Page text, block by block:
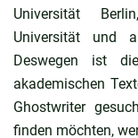
Universität
Universität und
Deswegen ist
akademischen
Ghostwriter
finden möchten,